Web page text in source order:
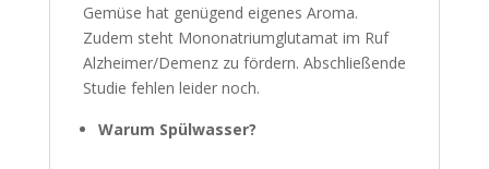
Gemüse hat genügend eigenes Aroma.
Zudem steht Mononatriumglutamat im Ruf
Alzheimer/Demenz zu fördern. Abschließende
Studie fehlen leider noch.
Warum Spülwasser?